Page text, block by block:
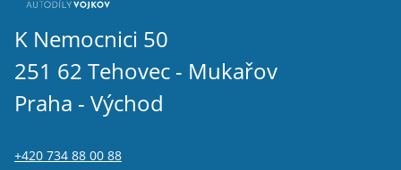
K Nemocnici 50
251 62 Tehovec - Mukařov
Praha - Východ
+420 734 88 00 88